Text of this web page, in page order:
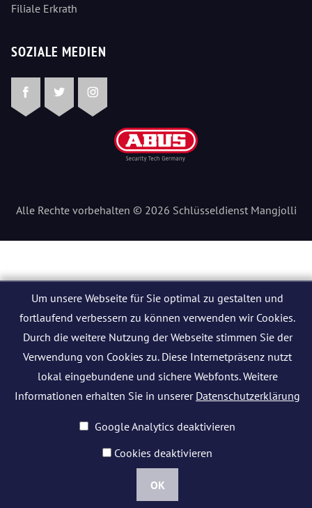
Filiale Erkrath
SOZIALE MEDIEN
FacebookTwitterInstagram
Alle Rechte vorbehalten © 2026 Schlüsseldienst Mangjolli
Um unsere Webseite für Sie optimal zu gestalten und
fortlaufend verbessern zu können verwenden wir Cookies.
Durch die weitere Nutzung der Webseite stimmen Sie der
Verwendung von Cookies zu. Diese Internetpräsenz nutzt
lokal eingebundene und sichere Webfonts. Weitere
Informationen erhalten Sie in unserer Datenschutzerklärung
Google Analytics deaktivieren
Cookies deaktivieren
OK